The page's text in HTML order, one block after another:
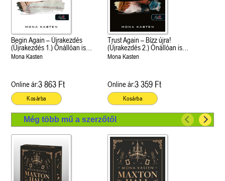
Begin Again – Újrakezdés
(Újrakezdés 1.) Önállóan is
olvasható!
Mona Kasten
Online ár:3 863 Ft
Kosárba
Trust Again – Bízz újra!
(Újrakezdés 2.) Önállóan is
olvasható!
Mona Kasten
Online ár:3 359 Ft
Kosárba
Még több mű a szerzőtől